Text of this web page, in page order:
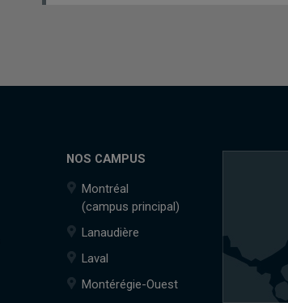
NOS CAMPUS
Montréal
(campus principal)
Lanaudière
Laval
Montérégie-Ouest